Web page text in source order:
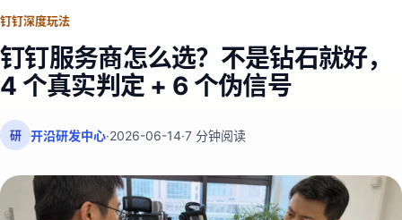
钉钉深度玩法
钉钉服务商怎么选？不是钻石就好，
4 个真实判定 + 6 个伪信号
研 开沿研发中心·2026-06-14·7 分钟阅读